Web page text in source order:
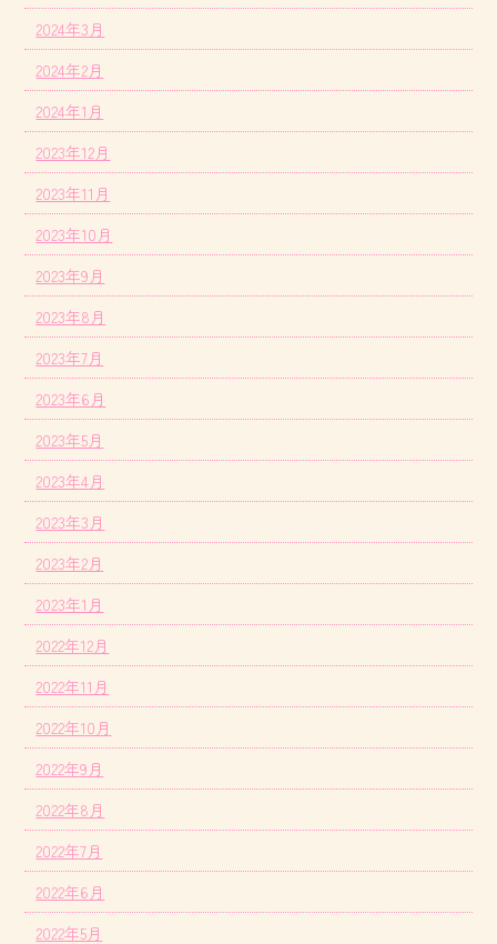
2024年3月
2024年2月
2024年1月
2023年12月
2023年11月
2023年10月
2023年9月
2023年8月
2023年7月
2023年6月
2023年5月
2023年4月
2023年3月
2023年2月
2023年1月
2022年12月
2022年11月
2022年10月
2022年9月
2022年8月
2022年7月
2022年6月
2022年5月